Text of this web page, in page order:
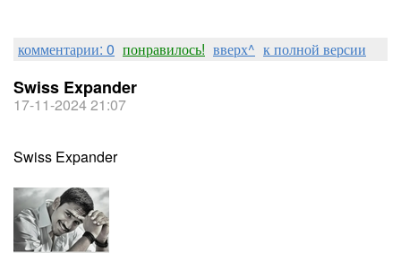
комментарии: 0 понравилось! вверх^ к полной версии
Swiss Expander
17-11-2024 21:07
Swiss Expander